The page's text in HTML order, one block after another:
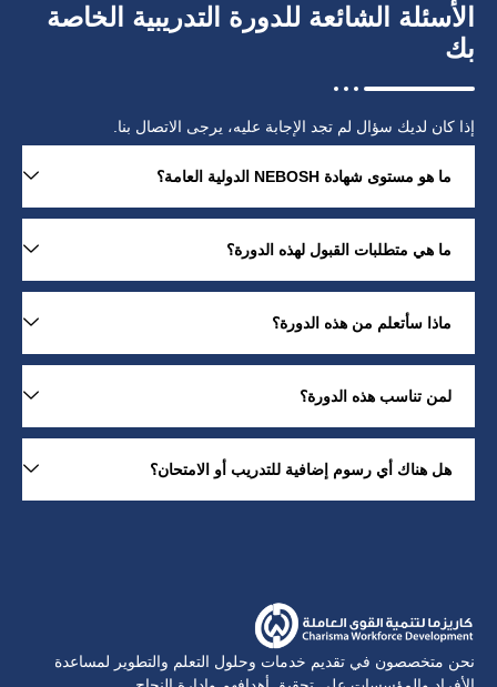
الأسئلة الشائعة للدورة التدريبية الخاصة
بك
إذا كان لديك سؤال لم تجد الإجابة عليه، يرجى الاتصال بنا.
ما هو مستوى شهادة NEBOSH الدولية العامة؟
ما هي متطلبات القبول لهذه الدورة؟
ماذا سأتعلم من هذه الدورة؟
لمن تناسب هذه الدورة؟
هل هناك أي رسوم إضافية للتدريب أو الامتحان؟
نحن متخصصون في تقديم خدمات وحلول التعلم والتطوير لمساعدة